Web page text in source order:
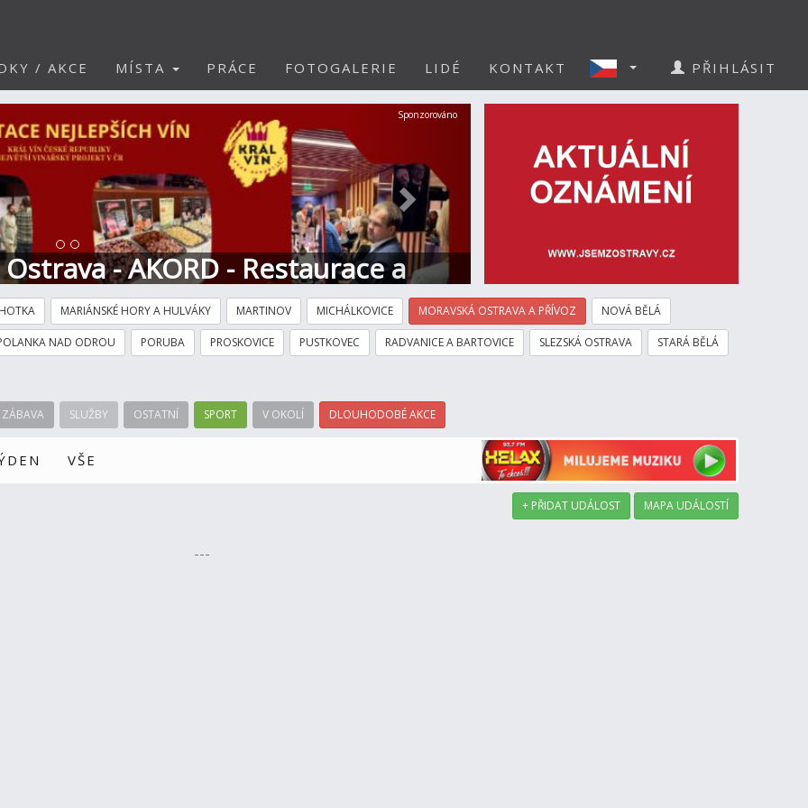
/ AKCE MÍSTA PRÁCE FOTOGALERIE LIDÉ KONTAKT PŘIHLÁSIT
- AKORD - Restaurace a
Další
Sponzorováno
MARIÁNSKÉ HORY A HULVÁKY MARTINOV MICHÁLKOVICE MORAVSKÁ OSTRAVA A PŘÍVOZ NOVÁ BĚLÁ
NAD ODROU PORUBA PROSKOVICE PUSTKOVEC RADVANICE A BARTOVICE SLEZSKÁ OSTRAVA STARÁ BĚLÁ
ZÁBAVA SLUŽBY OSTATNÍ SPORT V OKOLÍ DLOUHODOBÉ AKCE
VŠE
+ PŘIDAT UDÁLOST MAPA UDÁLOSTÍ
---